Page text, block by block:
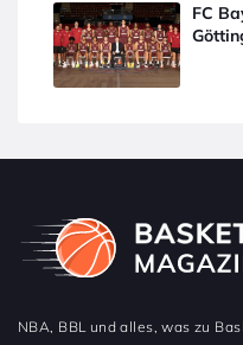
FC
NBA, BBL und alles, was zu